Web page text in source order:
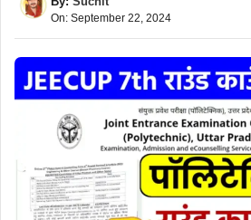
On: September 22, 2024